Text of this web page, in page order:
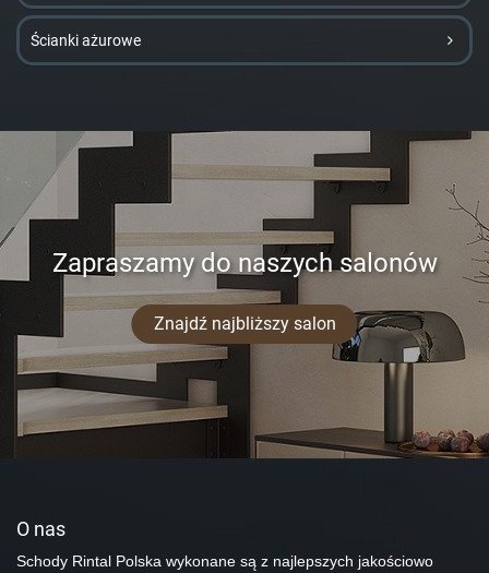
Ścianki ażurowe
Zapraszamy do naszych salonów
Znajdź najbliższy salon
O nas
Schody Rintal Polska wykonane są z najlepszych jakościowo